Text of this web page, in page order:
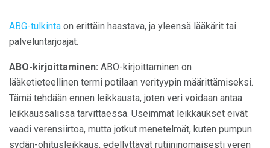
ABG-tulkinta on erittäin haastava, ja yleensä lääkärit tai
palveluntarjoajat.
ABO-kirjoittaminen: ABO-kirjoittaminen on
lääketieteellinen termi potilaan verityypin määrittämiseksi.
Tämä tehdään ennen leikkausta, joten veri voidaan antaa
leikkaussalissa tarvittaessa. Useimmat leikkaukset eivät
vaadi verensiirtoa, mutta jotkut menetelmät, kuten pumpun
sydän-ohitusleikkaus, edellyttävät rutiininomaisesti veren